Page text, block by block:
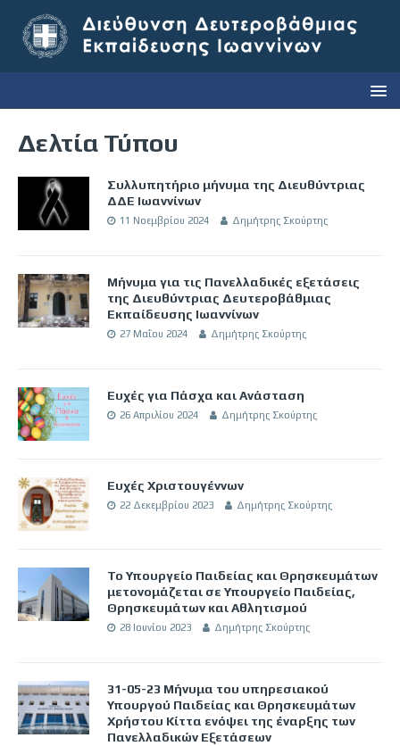
Δελτία Τύπου
Συλλυπητήριο μήνυμα της Διευθύντριας
ΔΔΕ Ιωαννίνων
11 Νοεμβρίου 2024 Δημήτρης Σκούρτης
Μήνυμα για τις Πανελλαδικές εξετάσεις
της Διευθύντριας Δευτεροβάθμιας
Εκπαίδευσης Ιωαννίνων
27 Μαΐου 2024 Δημήτρης Σκούρτης
Ευχές για Πάσχα και Ανάσταση
26 Απριλίου 2024 Δημήτρης Σκούρτης
Ευχές Χριστουγέννων
22 Δεκεμβρίου 2023 Δημήτρης Σκούρτης
Το Υπουργείο Παιδείας και Θρησκευμάτων
μετονομάζεται σε Υπουργείο Παιδείας,
Θρησκευμάτων και Αθλητισμού
28 Ιουνίου 2023 Δημήτρης Σκούρτης
31-05-23 Μήνυμα του υπηρεσιακού
Υπουργού Παιδείας και Θρησκευμάτων
Χρήστου Κίττα ενόψει της έναρξης των
Πανελλαδικών Εξετάσεων